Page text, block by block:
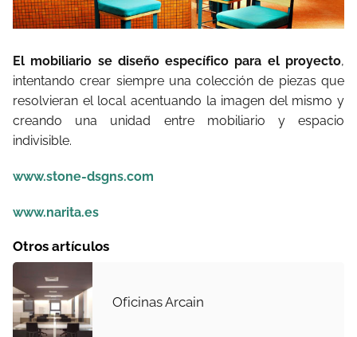
El mobiliario se diseño específico para el proyecto,
intentando crear siempre una colección de piezas que
resolvieran el local acentuando la imagen del mismo y
creando una unidad entre mobiliario y espacio
indivisible.
www.stone-dsgns.com
www.narita.es
Otros artículos
Oficinas Arcain